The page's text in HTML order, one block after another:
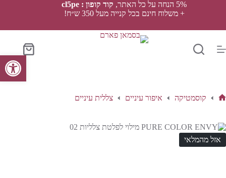
פתח סרגל נגישות
5% הנחה על כל האתר,
קוד קופון : cl5pe
+ משלוח חינם בכל קנייה מעל 350 ש״ח!
סל
הקניות
קוסמטיקה איפור עיניים צללית עיניים
אזל מהמלאי